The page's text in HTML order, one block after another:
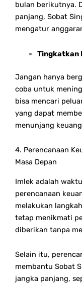
bulan berikutnya.
panjang, Sobat
mengatur
Tingkatkan
Jangan hanya
coba untuk
bisa mencari
yang dapat
menunjang
4. Perencanaan
Masa Depan
Imlek adalah
perencanaan
melakukan
tetap menikmati
diberikan tanpa
Selain itu,
membantu Sobat
jangka panjang,